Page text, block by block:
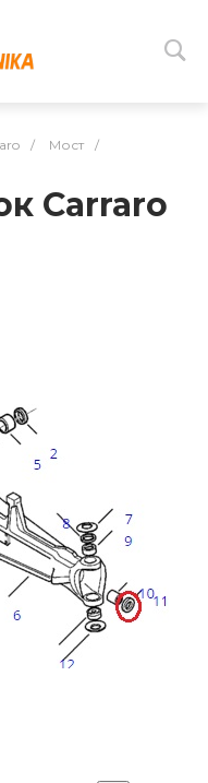
/ Мост
/
Carraro